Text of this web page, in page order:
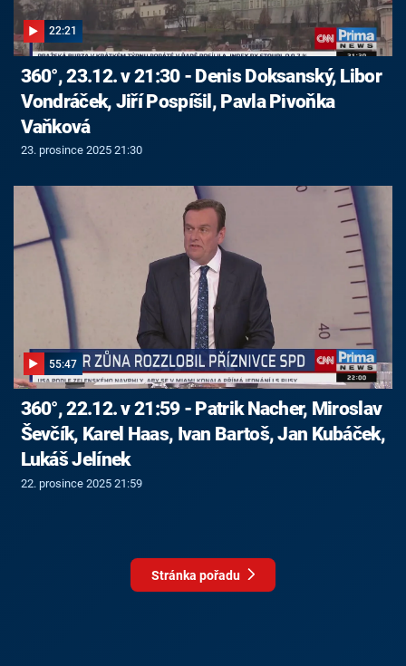
22:21
360°, 23.12. v 21:30 - Denis Doksanský, Libor
Vondráček, Jiří Pospíšil, Pavla Pivoňka
Vaňková
23. prosince 2025 21:30
55:47
360°, 22.12. v 21:59 - Patrik Nacher, Miroslav
Ševčík, Karel Haas, Ivan Bartoš, Jan Kubáček,
Lukáš Jelínek
22. prosince 2025 21:59
Stránka pořadu